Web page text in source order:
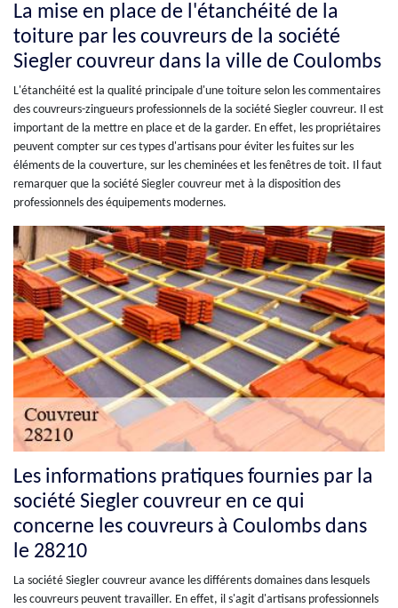
La mise en place de l'étanchéité de la
toiture par les couvreurs de la société
Siegler couvreur dans la ville de Coulombs
L'étanchéité est la qualité principale d'une toiture selon les commentaires
des couvreurs-zingueurs professionnels de la société Siegler couvreur. Il est
important de la mettre en place et de la garder. En effet, les propriétaires
peuvent compter sur ces types d'artisans pour éviter les fuites sur les
éléments de la couverture, sur les cheminées et les fenêtres de toit. Il faut
remarquer que la société Siegler couvreur met à la disposition des
professionnels des équipements modernes.
Les informations pratiques fournies par la
société Siegler couvreur en ce qui
concerne les couvreurs à Coulombs dans
le 28210
La société Siegler couvreur avance les différents domaines dans lesquels
les couvreurs peuvent travailler. En effet, il s'agit d'artisans professionnels